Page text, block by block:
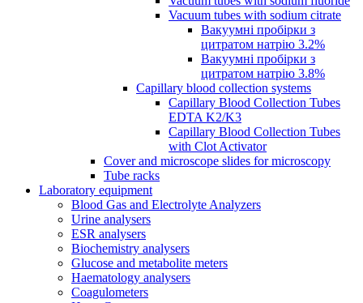
Vacuum tubes with sodium citrate
Вакуумні пробірки з
цитратом натрію 3.2%
Вакуумні пробірки з
цитратом натрію 3.8%
Capillary blood collection systems
Capillary Blood Collection Tubes
EDTA K2/K3
Capillary Blood Collection Tubes
with Clot Activator
Cover and microscope slides for microscopy
Tube racks
Laboratory equipment
Blood Gas and Electrolyte Analyzers
Urine analysers
ESR analysers
Biochemistry analysers
Glucose and metabolite meters
Haematology analysers
Coagulometers